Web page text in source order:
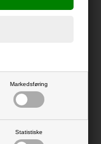
Markedsføring
Statistiske